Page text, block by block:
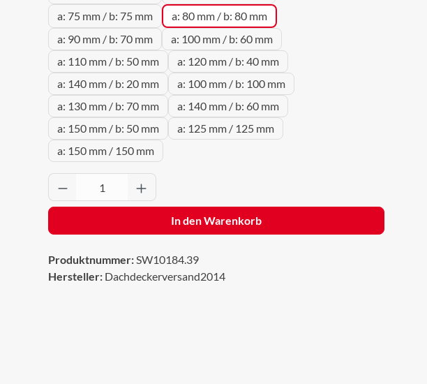
a: 75 mm / b: 75 mm
a: 80 mm / b: 80 mm
a: 90 mm / b: 70 mm
a: 100 mm / b: 60 mm
a: 110 mm / b: 50 mm
a: 120 mm / b: 40 mm
a: 140 mm / b: 20 mm
a: 100 mm / b: 100 mm
a: 130 mm / b: 70 mm
a: 140 mm / b: 60 mm
a: 150 mm / b: 50 mm
a: 125 mm / 125 mm
a: 150 mm / 150 mm
Produkt Anzahl: Gib den gewünschten Wert ein
In den Warenkorb
Produktnummer:SW10184.39
Hersteller: Dachdeckerversand2014